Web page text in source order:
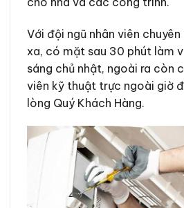
Với đội ngũ nhân viên
xa, có mặt sau 30 phút làm
sáng chủ nhật, ngoài ra còn
viên kỹ thuật trực ngoài giờ
lòng Quý Khách Hàng.